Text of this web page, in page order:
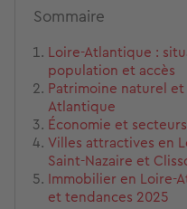
Sommaire
Loire-Atlantique :
population et accès
Patrimoine naturel
Atlantique
Économie et
Villes attractives en
Saint-Nazaire et
Immobilier en Loire-
et tendances 2025